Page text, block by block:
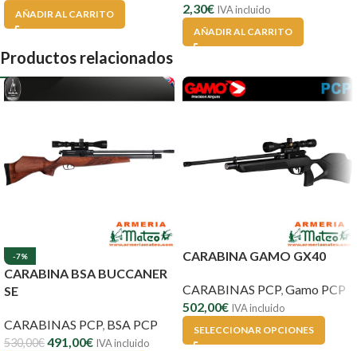
AÑADIR AL CARRITO
2,30€ IVA incluido
AÑADIR AL CARRITO
Productos relacionados
-7%
CARABINA BSA BUCCANER
SE
CARABINAS PCP, BSA PCP
530,00€491,00€ IVA incluido
CARABINA GAMO GX40
CARABINAS PCP,Gamo PCP
502,00€ IVA incluido
SELECCIONAR OPCIONES